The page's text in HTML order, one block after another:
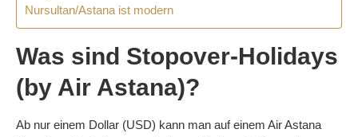
Nursultan/Astana ist modern
Was sind Stopover-Holidays
(by Air Astana)?
Ab nur einem Dollar (USD) kann man auf einem Air Astana